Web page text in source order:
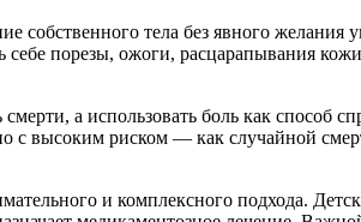
тела без явного желания
порезы, ожоги, расцарапывания
а использовать боль как способ
высоким риском — как случайной
и комплексного подхода.